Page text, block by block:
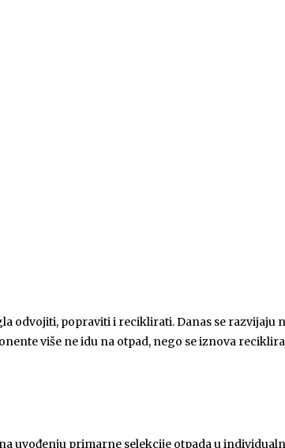
odvojiti, popraviti i reciklirati. Danas se razvijaju
više ne idu na otpad, nego se iznova
uvođenju primarne selekcije otpada u